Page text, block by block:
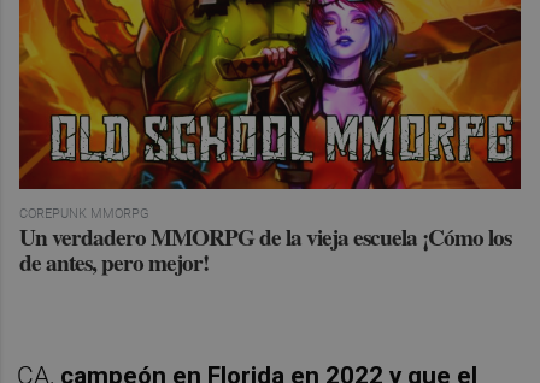
COREPUNK MMORPG
Un verdadero MMORPG de la vieja escuela ¡Cómo los
de antes, pero mejor!
CA, campeón en Florida en 2022 y que el